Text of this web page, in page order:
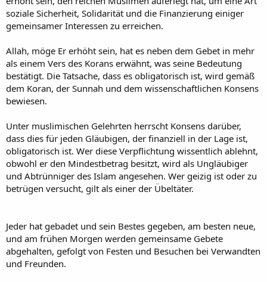
soziale Sicherheit, Solidarität und die Finanzierung einiger
gemeinsamer Interessen zu erreichen.
Allah, möge Er erhöht sein, hat es neben dem Gebet in mehr
als einem Vers des Korans erwähnt, was seine Bedeutung
bestätigt. Die Tatsache, dass es obligatorisch ist, wird gemäß
dem Koran, der Sunnah und dem wissenschaftlichen Konsens
bewiesen.
Unter muslimischen Gelehrten herrscht Konsens darüber,
dass dies für jeden Gläubigen, der finanziell in der Lage ist,
obligatorisch ist. Wer diese Verpflichtung wissentlich ablehnt,
obwohl er den Mindestbetrag besitzt, wird als Ungläubiger
und Abtrünniger des Islam angesehen. Wer geizig ist oder zu
betrügen versucht, gilt als einer der Übeltäter.
Jeder hat gebadet und sein Bestes gegeben, am besten neue,
und am frühen Morgen werden gemeinsame Gebete
abgehalten, gefolgt von Festen und Besuchen bei Verwandten
und Freunden.